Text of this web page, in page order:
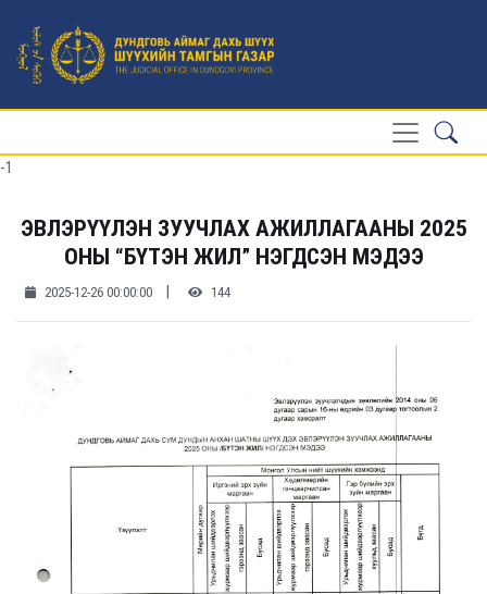
-1
ЭВЛЭРҮҮЛЭН ЗУУЧЛАХ АЖИЛЛАГААНЫ 2025
ОНЫ “БҮТЭН ЖИЛ” НЭГДСЭН МЭДЭЭ
2025-12-26 00:00:00 | 144